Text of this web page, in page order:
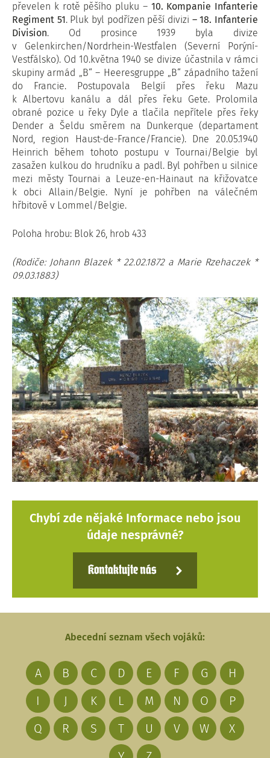
převelen k rotě pěšího pluku – 10. Kompanie Infanterie
Regiment 51. Pluk byl podřízen pěší divizi – 18. Infanterie
Division. Od prosince 1939 byla divize
v Gelenkirchen/Nordrhein-Westfalen (Severní Porýní-
Vestfálsko). Od 10.května 1940 se divize účastnila v rámci
skupiny armád „B“ – Heeresgruppe „B“ západního tažení
do Francie. Postupovala Belgií přes řeku Mazu
k Albertovu kanálu a dál přes řeku Gete. Prolomila
obrané pozice u řeky Dyle a tlačila nepřítele přes řeky
Dender a Šeldu směrem na Dunkerque (departament
Nord, region Haust-de-France/Francie). Dne 20.05.1940
Heinrich během tohoto postupu v Tournai/Belgie byl
zasažen kulkou do hrudníku a padl. Byl pohřben u silnice
mezi městy Tournai a Leuze-en-Hainaut na křižovatce
k obci Allain/Belgie. Nyní je pohřben na válečném
hřbitově v Lommel/Belgie.
Poloha hrobu: Blok 26, hrob 433
(Rodiče: Johann Blazek * 22.02.1872 a Marie Rzehaczek *
09.03.1883)
Chybí zde nějaké Informace nebo jsou
údaje nesprávné?
Kontaktujte nás
Abecední seznam všech vojáků:
A B C D E F G
H
I
J K L M N O
P
Q
R S T U V W
X